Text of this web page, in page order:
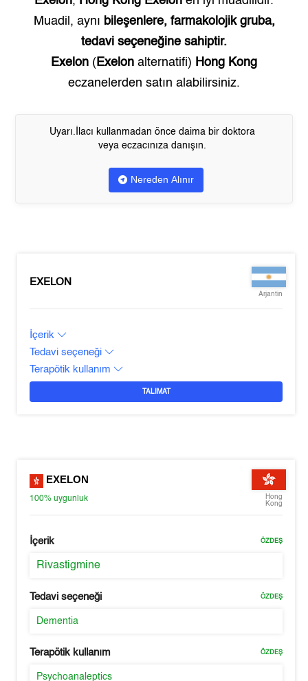
Muadil, aynı bileşenlere, farmakolojik gruba,
tedavi seçeneğine sahiptir.
Exelon ( Exelon alternatifi) Hong Kong
eczanelerden satın alabilirsiniz.
Uyarı.İlacı kullanmadan önce daima bir doktora
veya eczacınıza danışın.
Nereden Alınır
EXELON
Arjantin
İçerik
Tedavi seçeneği
Terapötik kullanım
TALIMAT
EXELON
100%uygunluk
Hong
Kong
İçerik ÖZDEŞ
Rivastigmine
Tedavi seçeneği ÖZDEŞ
Dementia
Terapötik kullanım ÖZDEŞ
Psychoanaleptics